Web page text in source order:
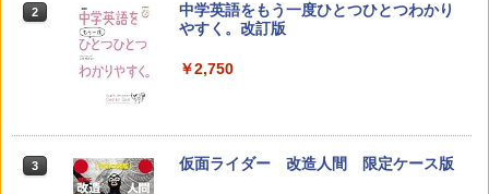
2
カウンセリングとは何か 変化するという
こと (講談社現代新書 2787)
￥1,540
3 先生のためのGoogle AI完全攻略図鑑
【くもん出版公式特別セット】くもん出
版(KUMON PUBLISHING) くもんの日本
地図パズル 日本の世界遺産すごろく付き
￥4,046
2
中学英語をもう一度ひとつひとつわかり
やすく。改訂版
￥2,750
3 仮面ライダー 改造人間 限定ケース版